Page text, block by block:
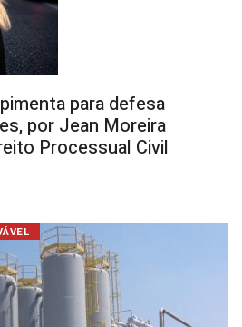
para defesa
por Jean Moreira
Processual Civil